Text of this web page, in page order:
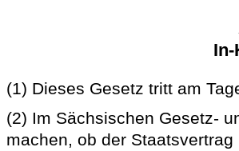
(1) Dieses Gesetz tritt am
(2) Im Sächsischen Gesetz-
machen, ob der